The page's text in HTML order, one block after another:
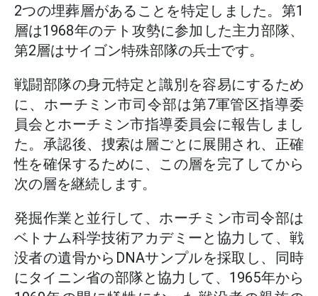
2つの埋葬層があることを特定しました。第1
層は1968年のテト攻勢に参加した主力部隊、
第2層はサイゴン特殊部隊の兵士です。
戦闘部隊の身元特定と識別を容易にするため
に、ホーチミン市司令部は第7軍管区指導委
員会とホーチミン市指導委員会に報告しまし
た。承認後、捜索は層ごとに展開され、正確
性を確保するために、この層を完了してから
次の層を継続します。
発掘作業と並行して、ホーチミン市司令部は
ベトナム科学技術アカデミーと協力して、戦
没者の遺骨からDNAサンプルを採取し、同時
にタイニン省の部隊と協力して、1965年から